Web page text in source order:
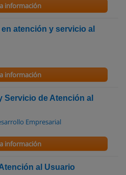
información
atención y servicio al
información
Servicio de Atención al
Empresarial
información
al Usuario